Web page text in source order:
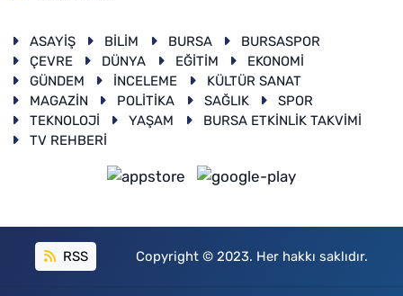
ASAYİŞ BİLİM BURSA
BURSASPOR
ÇEVRE
DÜNYA EĞİTİM
EKONOMİ
GÜNDEM
İNCELEME
KÜLTÜR SANAT
MAGAZİN
POLİTİKA SAĞLIK
SPOR
TEKNOLOJİ
YAŞAM
BURSA ETKİNLİK TAKVİMİ
TV REHBERİ
RSS Copyright © 2023. Her hakkı saklıdır.